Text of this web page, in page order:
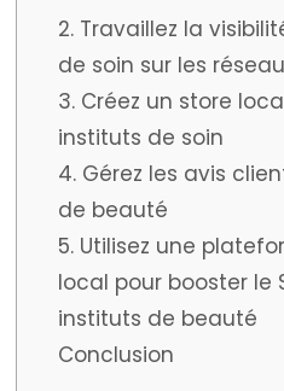
2. Travaillez la
de soin sur les
3. Créez un store
instituts de soin
4. Gérez les avis
de beauté
5. Utilisez une
local pour booster le
instituts de beauté
Conclusion